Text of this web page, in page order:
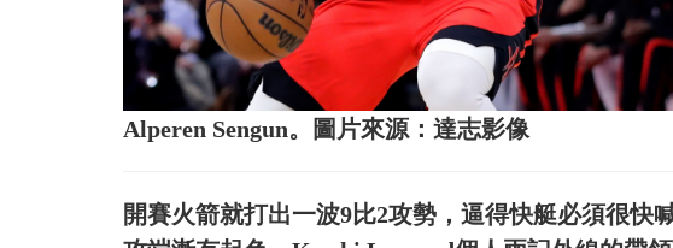
Alperen Sengun。圖片來源：達志影像
開賽火箭就打出一波9比2攻勢，逼得快艇必須很快